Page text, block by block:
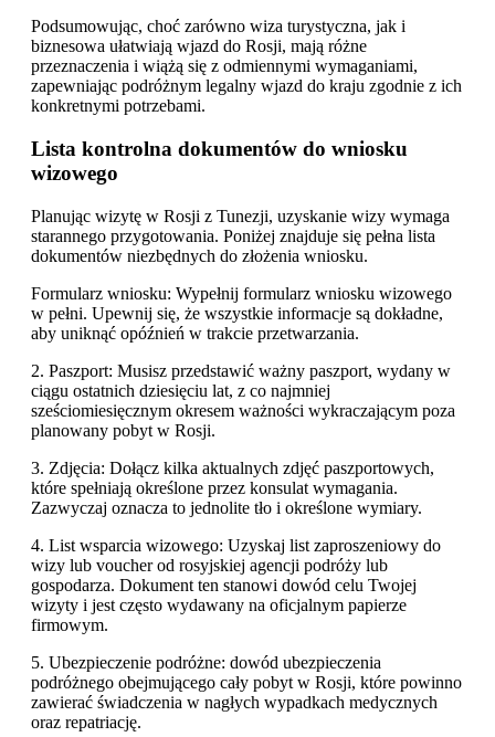
Podsumowując, choć zarówno wiza turystyczna, jak i
biznesowa ułatwiają wjazd do Rosji, mają różne
przeznaczenia i wiążą się z odmiennymi wymaganiami,
zapewniając podróżnym legalny wjazd do kraju zgodnie z ich
konkretnymi potrzebami.
Lista kontrolna dokumentów do wniosku
wizowego
Planując wizytę w Rosji z Tunezji, uzyskanie wizy wymaga
starannego przygotowania. Poniżej znajduje się pełna lista
dokumentów niezbędnych do złożenia wniosku.
Formularz wniosku: Wypełnij formularz wniosku wizowego
w pełni. Upewnij się, że wszystkie informacje są dokładne,
aby uniknąć opóźnień w trakcie przetwarzania.
2. Paszport: Musisz przedstawić ważny paszport, wydany w
ciągu ostatnich dziesięciu lat, z co najmniej
sześciomiesięcznym okresem ważności wykraczającym poza
planowany pobyt w Rosji.
3. Zdjęcia: Dołącz kilka aktualnych zdjęć paszportowych,
które spełniają określone przez konsulat wymagania.
Zazwyczaj oznacza to jednolite tło i określone wymiary.
4. List wsparcia wizowego: Uzyskaj list zaproszeniowy do
wizy lub voucher od rosyjskiej agencji podróży lub
gospodarza. Dokument ten stanowi dowód celu Twojej
wizyty i jest często wydawany na oficjalnym papierze
firmowym.
5. Ubezpieczenie podróżne: dowód ubezpieczenia
podróżnego obejmującego cały pobyt w Rosji, które powinno
zawierać świadczenia w nagłych wypadkach medycznych
oraz repatriację.